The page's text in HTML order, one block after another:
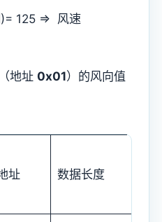
125 => 风速
地址 0x01）的风向值
址 数据长度